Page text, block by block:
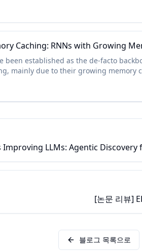
Caching: RNNs with Growing
been established as the de-facto
mainly due to their growing memory
Improving LLMs: Agentic Discovery
[논문 리뷰]
블로그 목록으로